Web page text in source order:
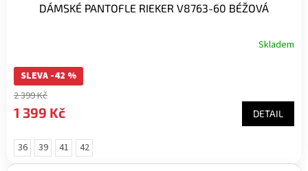
DÁMSKÉ PANTOFLE RIEKER V8763-60 BÉŽOVÁ
Skladem
SLEVA -42 %
2 399 Kč
1 399 Kč DETAIL
36 39 41 42